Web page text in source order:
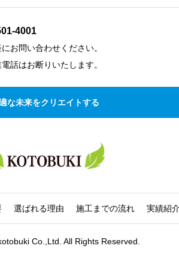
4001
お問い合わせください。
話はお断りいたします。
な未来をクリエイトする
選ばれる理由 施工までの流れ 実績紹
Co.,Ltd. All Rights Reserved.